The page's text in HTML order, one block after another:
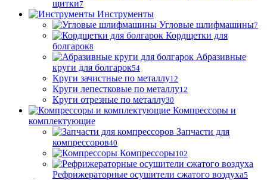
щитки7
Инструменты
Угловые шлифмашины7
Кордщетки для
болгарок8
Абразивные
круги для болгарок54
Круги зачистные по металлу12
Круги лепестковые по металлу12
Круги отрезные по металлу30
Компрессоры и
комплектующие
Запчасти для
компрессоров40
Компрессоры102
Рефрижераторные осушители сжатого воздуха5